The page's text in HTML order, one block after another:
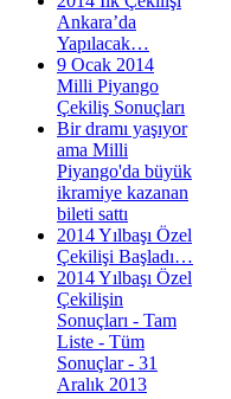
Ankara’da
Yapılacak…
9 Ocak 2014
Milli Piyango
Çekiliş Sonuçları
Bir dramı yaşıyor
ama Milli
Piyango'da büyük
ikramiye kazanan
bileti sattı
2014 Yılbaşı Özel
Çekilişi Başladı…
2014 Yılbaşı Özel
Çekilişin
Sonuçları - Tam
Liste - Tüm
Sonuçlar - 31
Aralık 2013